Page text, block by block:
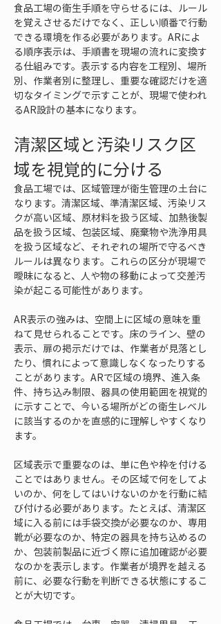
食品工場の衛生手順を守らせるには、ルール
を覚えさせるだけでなく、正しい順番で行動
できる環境を作る必要があります。ARによ
る順序表示は、手順書を現場の流れに変換す
る仕組みです。表示する内容を工程別、場所
別、作業者別に整理し、重要な確認だけを適
切なタイミングで示すことが、現場で使われ
るAR設計の基本になります。
清潔区域と汚染リスク区
域を視覚的に分ける
食品工場では、区域管理が衛生管理の土台に
なります。清潔区域、準清潔区域、汚染リス
クが高い区域、原材料を扱う区域、加熱後製
品を扱う区域、包装区域、廃棄物や洗浄用具
を扱う区域など、それぞれの場所で守るべき
ルールは異なります。これらの区分が現場で
曖昧になると、人や物の移動によって交差汚
染が起こる可能性があります。
AR表示の強みは、空間上に区域の意味を重
ねて見せられることです。床のライン、壁の
表示、扉の掲示だけでは、作業者が見落とし
たり、慣れによって意識しなくなったりする
ことがあります。ARで区域の境界、進入条
件、持ち込み制限、器具の使用範囲を視覚的
に示すことで、今いる場所がどの衛生レベル
に該当するのかを直感的に理解しやすくなり
ます。
区域表示で重要なのは、単に色や枠を付ける
ことではありません。その区域で何をしてよ
いのか、何をしてはいけないのかを行動に結
び付ける必要があります。たとえば、清潔区
域に入る前には手袋交換が必要なのか、専用
靴が必要なのか、特定の器具を持ち込めるの
か、包装前製品に近づく際に追加確認が必要
なのかを表示します。作業者が境界を越える
前に、必要な行動を判断できる状態にするこ
とが大切です。